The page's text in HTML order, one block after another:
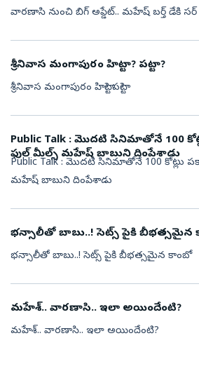
వారణాసి నుంచి బిగ్ అప్డేట్.. మహేష్ బర్త్ డేకి సర్
శ్రీనివాస మంగాపురం హిట్టా? పట్టా?
శ్రీనివాస మంగాపురం హిట్టా? పట్టా?
Public Talk : మొదటి సినిమాతోనే 100 కోట్లు
ఫుల్ మీల్స్ మహేష్ బాబుని దింపేశాడు
Public Talk : మొదటి సినిమాతోనే 100 కోట్లు పక్కా... ఫ్యాన్స్ కి
మహేష్ బాబుని దింపేశాడు
భన్సాలీతో బాబు..! సెట్స్ పైకి బీభత్సమైన
భన్సాలీతో బాబు..! సెట్స్ పైకి బీభత్సమైన కాంబో
మహేశ్.. వారణాసి.. ఇలా అయిందేంటి?
మహేశ్.. వారణాసి.. ఇలా అయిందేంటి?